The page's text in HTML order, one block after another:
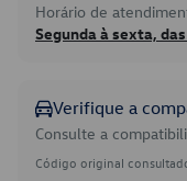
Horário de
Segunda à sexta,
Verifique a
Consulte a
Código original